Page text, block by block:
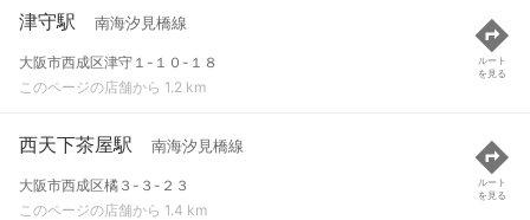
津守駅 南海汐見橋線
大阪市西成区津守１-１０-１８
このページの店舗から 1.2 km
ルート
を見る
西天下茶屋駅 南海汐見橋線
大阪市西成区橘３-３-２３
このページの店舗から 1.4 km
ルート
を見る